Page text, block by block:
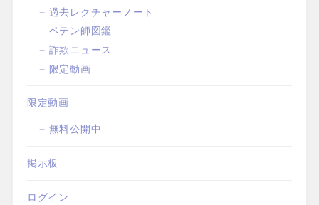
過去レクチャーノート
ペテン師図鑑
詐欺ニュース
限定動画
限定動画
無料公開中
掲示板
ログイン